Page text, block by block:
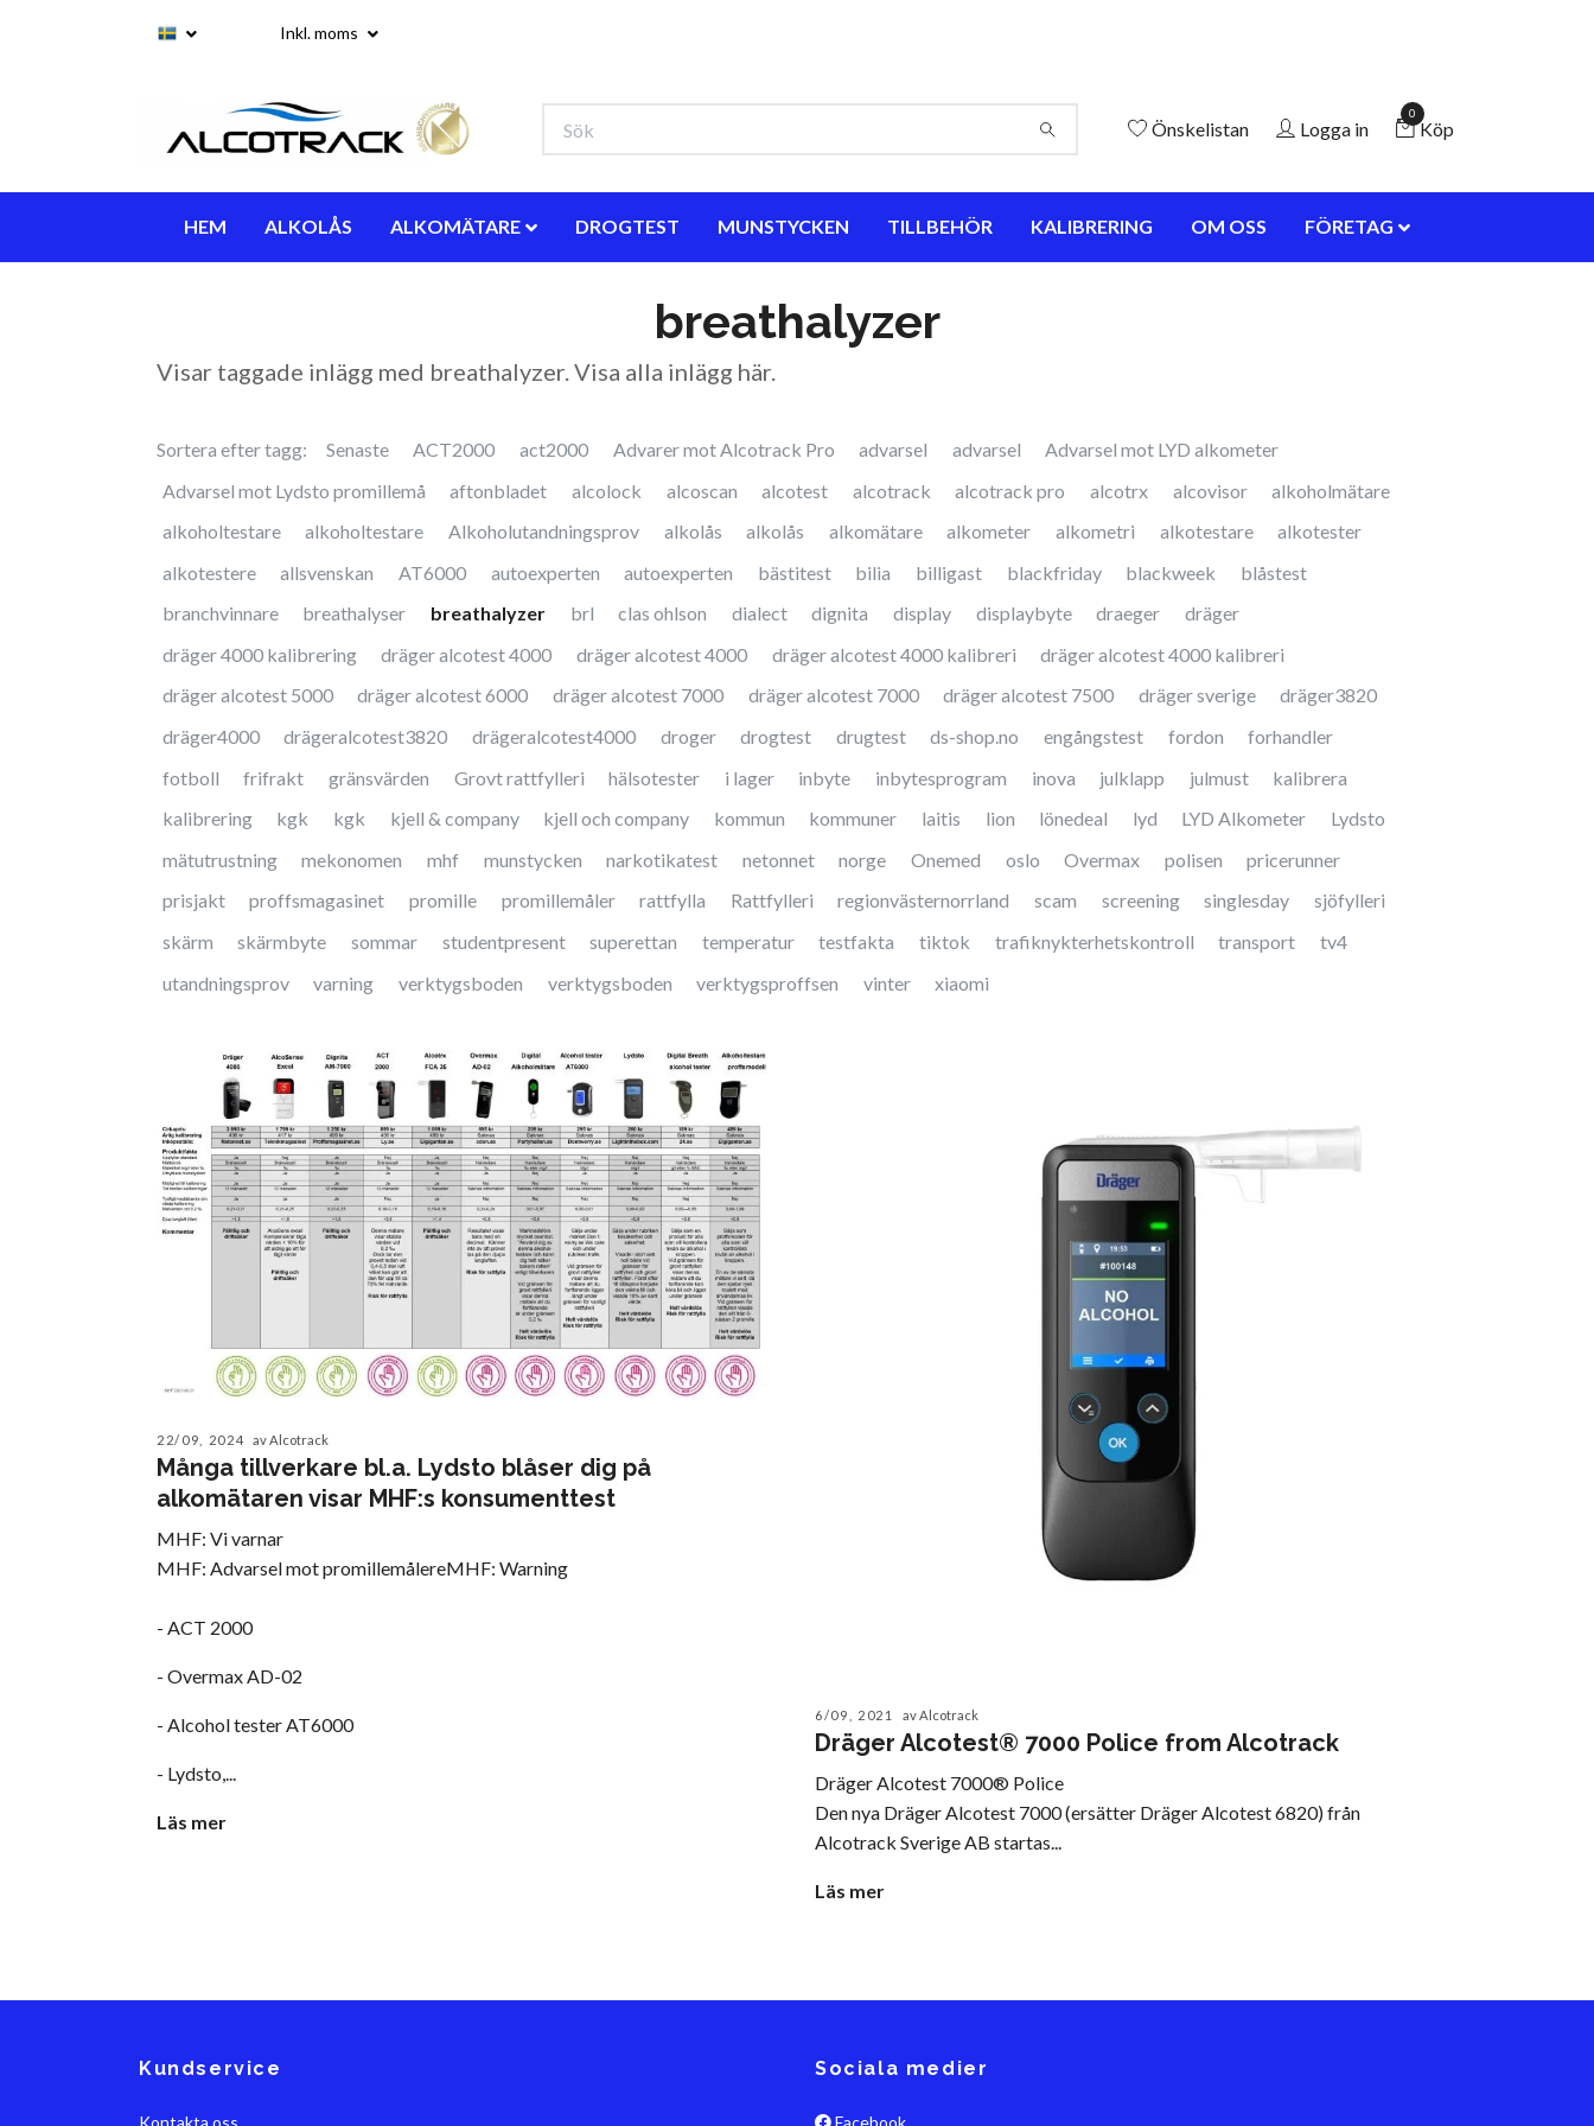
Inkl. moms
Önskelistan Logga in
0
Köp
HEM ALKOLÅS ALKOMÄTARE DROGTEST MUNSTYCKEN TILLBEHÖR KALIBRERING OM OSS FÖRETAG
breathalyzer
Visar taggade inlägg med breathalyzer. Visa alla inlägg här.
Sortera efter tagg: Senaste ACT2000 act2000 Advarer mot Alcotrack Pro advarsel advarsel
Advarsel mot LYD alkometer
Advarsel mot Lydsto promillemå
aftonbladet alcolock alcoscan alcotest alcotrack alcotrack pro alcotrx alcovisor
alkoholmätare
alkoholtestare
alkoholtestare Alkoholutandningsprov alkolås alkolås alkomätare alkometer alkometri alkotestare
alkotester
alkotestere
allsvenskan AT6000 autoexperten autoexperten bästitest bilia billigast blackfriday blackweek
blåstest
branchvinnare
breathalyser breathalyzer brl clas ohlson dialect dignita display displaybyte draeger
dräger
dräger 4000 kalibrering
dräger alcotest 4000 dräger alcotest 4000 dräger alcotest 4000 kalibreri
dräger alcotest 4000 kalibreri
dräger alcotest 5000
dräger alcotest 6000 dräger alcotest 7000 dräger alcotest 7000 dräger alcotest 7500 dräger sverige
dräger3820
dräger4000
drägeralcotest3820 drägeralcotest4000 droger drogtest drugtest ds-shop.no engångstest fordon
forhandler
fotboll
frifrakt gränsvärden Grovt rattfylleri hälsotester i lager inbyte inbytesprogram inova julklapp julmust
kalibrera
kalibrering
kgk kgk kjell & company kjell och company kommun kommuner laitis lion lönedeal lyd LYD Alkometer
Lydsto
mätutrustning
mekonomen mhf munstycken narkotikatest netonnet norge Onemed oslo Overmax polisen
pricerunner
prisjakt
proffsmagasinet promille promillemåler rattfylla Rattfylleri regionvästernorrland scam screening singlesday
sjöfylleri
skärm
skärmbyte sommar studentpresent superettan temperatur testfakta tiktok trafiknykterhetskontroll transport
tv4
utandningsprov
varning verktygsboden verktygsboden verktygsproffsen vinter xiaomi
22/09, 2024 av Alcotrack
Många tillverkare bl.a. Lydsto blåser dig på
alkomätaren visar MHF:s konsumenttest
MHF: Vi varnar
MHF: Advarsel mot promillemålereMHF: Warning
- ACT 2000
- Overmax AD-02
- Alcohol tester AT6000
- Lydsto,...
Läs mer
6/09, 2021 av Alcotrack
Dräger Alcotest® 7000 Police from Alcotrack
Dräger Alcotest 7000® Police
Den nya Dräger Alcotest 7000 (ersätter Dräger Alcotest 6820) från
Alcotrack Sverige AB startas...
Läs mer
Kundservice Sociala medier